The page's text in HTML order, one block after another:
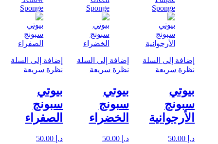
إضافة إلى السلة
نظرة سريعة
بيوتي
سبونج
الأرجوانية
د.إ
إضافة إلى السلة
نظرة سريعة
بيوتي
سبونج
الخضراء
د.إ 50.00
إضافة إلى السلة
نظرة سريعة
بيوتي
سبونج
الصفراء
د.إ